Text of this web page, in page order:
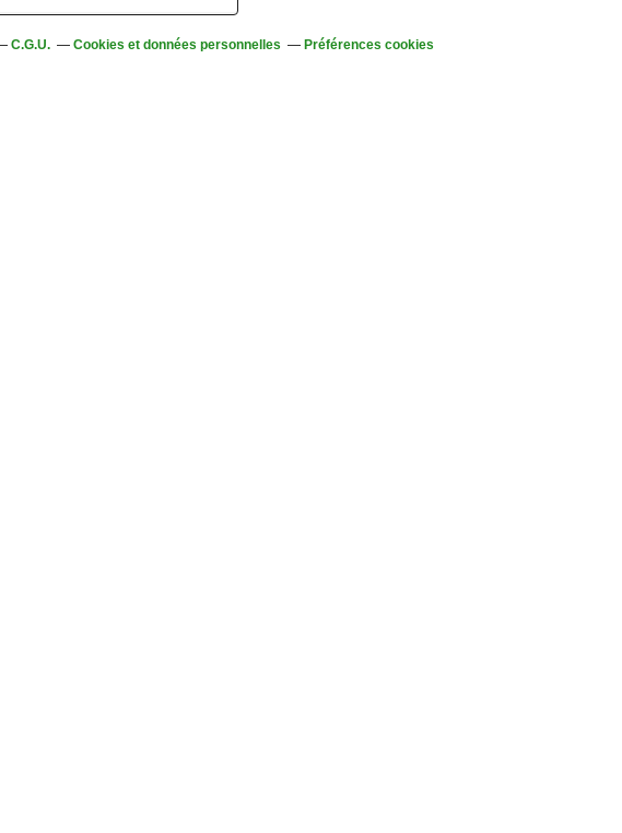
C.G.U. Cookies et données personnelles Préférences cookies